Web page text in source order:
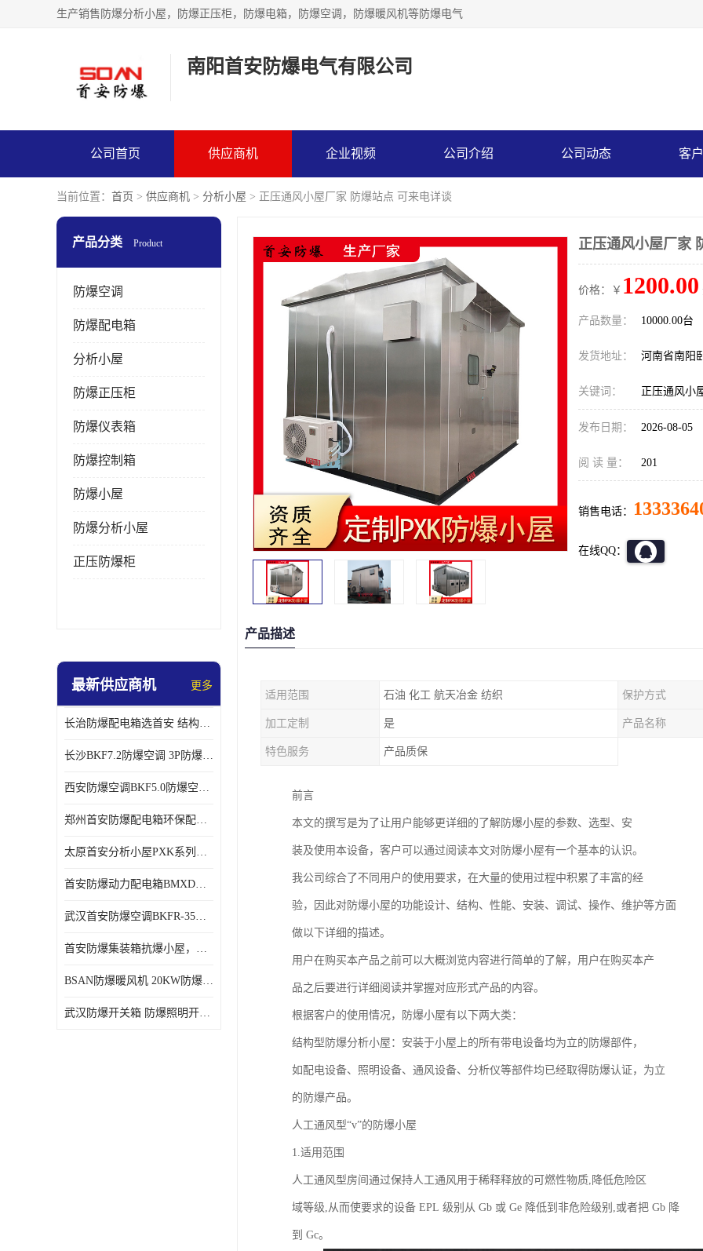
生产销售防爆分析小屋，防爆正压柜，防爆电箱，防爆空调，防爆暖风机等防爆电气
南阳首安防爆电气有限公司
公司首页 供应商机 企业视频 公司介绍 公司动态 客
当前位置： 首页 > 供应商机 > 分析小屋 > 正压通风小屋厂家 防爆站点 可来电详谈
产品分类 Product
防爆空调
防爆配电箱
分析小屋
防爆正压柜
防爆仪表箱
防爆控制箱
防爆小屋
防爆分析小屋
正压防爆柜
最新供应商机 更多
长治防爆配电箱选首安 结构紧凑、价格合理、资质齐全
长沙BKF7.2防爆空调 3P防爆空调与普通空调有什么区别
西安防爆空调BKF5.0防爆空调技术参数
郑州首安防爆配电箱环保配套用防爆配电箱
太原首安分析小屋PXK系列在线分析小屋厂家
首安防爆动力配电箱BMXD系列防爆配电箱技术参数
武汉首安防爆空调BKFR-35防爆空调生产厂家
首安防爆集装箱抗爆小屋，危化品暂存间厂家批发
BSAN防爆暖风机 20KW防爆工业暖风机
武汉防爆开关箱 防爆照明开关箱厂家
正压通风小屋厂家
价格：￥ 1200.00
产品数量： 10000.00台
发货地址： 河南省南阳
关键词： 正压通风小
发布日期： 2026-08-05
阅 读 量： 201
销售电话：
在线QQ：
产品描述
适用范围 石油 化工 航天冶金 纺织 保护方式
加工定制 是 产品名称
特色服务 产品质保
前言
本文的撰写是为了让用户能够更详细的了解防爆小屋的参数、选型、安
装及使用本设备，客户可以通过阅读本文对防爆小屋有一个基本的认识。
我公司综合了不同用户的使用要求，在大量的使用过程中积累了丰富的经
验，因此对防爆小屋的功能设计、结构、性能、安装、调试、操作、维护等方面
做以下详细的描述。
用户在购买本产品之前可以大概浏览内容进行简单的了解，用户在购买本产
品之后要进行详细阅读并掌握对应形式产品的内容。
根据客户的使用情况，防爆小屋有以下两大类：
结构型防爆分析小屋：安装于小屋上的所有带电设备均为立的防爆部件，
如配电设备、照明设备、通风设备、分析仪等部件均已经取得防爆认证，为立
的防爆产品。
人工通风型“v”的防爆小屋
1.适用范围
人工通风型房间通过保持人工通风用于稀释释放的可燃性物质,降低危险区
域等级,从而使要求的设备 EPL 级别从 Gb 或 Ge 降低到非危险级别,或者把 Gb 降
到 Gc。